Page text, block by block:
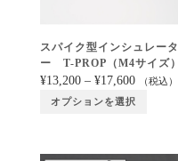
スパイク型インシュレータ
ー T-PROP（M4サイズ）
¥13,200– ¥17,600 （税込）
オプションを選択